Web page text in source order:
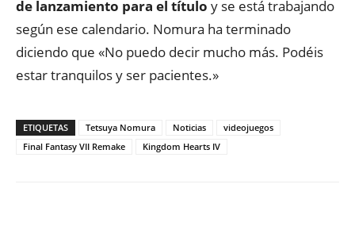
de lanzamiento para el título y se está trabajando
según ese calendario. Nomura ha terminado
diciendo que «No puedo decir mucho más. Podéis
estar tranquilos y ser pacientes.»
ETIQUETAS Tetsuya Nomura Noticias
videojuegos
Final Fantasy VII Remake
Kingdom Hearts IV